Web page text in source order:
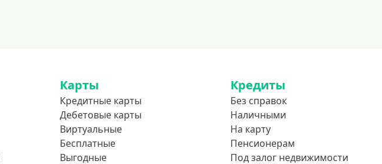
Карты
Кредитные карты
Дебетовые карты
Виртуальные
Бесплатные
Выгодные
Кредиты
Без справок
Наличными
На карту
Пенсионерам
Под залог недвижимости